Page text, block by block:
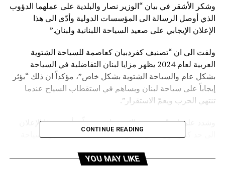
وشكر الأشقر في بيان “الوزير نصار والبلدية على عملهما الدؤوب
الذي أوصل الرسالة الى المؤسسات الدولية وأدّى الى هذا
الإعلان الإيجابي على صعيد السياحة اللبنانية ولبنان.”
ولفت الى ان “تصنيف كفردبيان كعاصمة للسياحة الشتوية
العربية لعام 2024 يظهر مزايا لبنان التفاضلية في السياحة
بشكل عام والسياحة الشتوية بشكل خاص”، مؤكداً ان ذلك “يؤثر
إيجاباً على سياحة لبنان ويساهم في استقطاب السياح عندما
تنتهي الحرب ويعمّ الاستقرار”.
وشدد على انه “مع عودة الاستقرار، ستتجلّى أهمية هذا الإعلان
الى حد كبير كون لبنان يتميّز بتعدّد سياحته، كما تعتبر السياحة
التزلج الموجودة في لبنان”.
CONTINUE READING
YOU MAY LIKE